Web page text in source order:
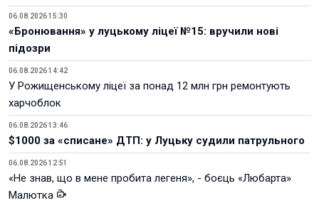
06.08.2026 15:30
«Бронювання» у луцькому ліцеї №15: вручили нові
підозри
06.08.2026 14:42
У Рожищенському ліцеї за понад 12 млн грн ремонтують
харчоблок
06.08.2026 13:46
$1000 за «списане» ДТП: у Луцьку судили патрульного
06.08.2026 12:51
«Не знав, що в мене пробита легеня», - боєць «Любарта»
Малютка